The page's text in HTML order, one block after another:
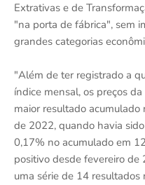
Extrativas e de
"na porta de fábrica", sem
grandes categorias
"Além de ter registrado a
índice mensal, os preços
maior resultado
de 2022, quando havia
0,17% no acumulado em
positivo desde fevereiro de
uma série de 14